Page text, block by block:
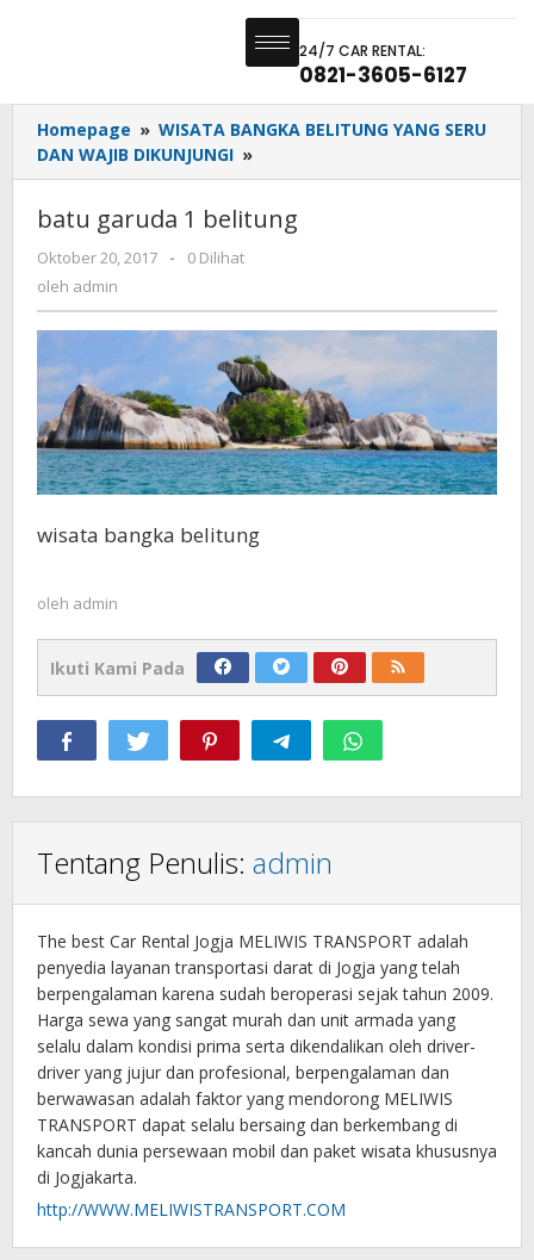
24/7 CAR RENTAL:
0821-3605-6127
Homepage » WISATA BANGKA BELITUNG YANG SERU
DAN WAJIB DIKUNJUNGI »
batu garuda 1 belitung
Oktober 20, 2017 -
0 Dilihat
oleh admin
wisata bangka belitung
oleh admin
Ikuti Kami Pada
Tentang Penulis: admin
The best Car Rental Jogja MELIWIS TRANSPORT adalah
penyedia layanan transportasi darat di Jogja yang telah
berpengalaman karena sudah beroperasi sejak tahun 2009.
Harga sewa yang sangat murah dan unit armada yang
selalu dalam kondisi prima serta dikendalikan oleh driver-
driver yang jujur dan profesional, berpengalaman dan
berwawasan adalah faktor yang mendorong MELIWIS
TRANSPORT dapat selalu bersaing dan berkembang di
kancah dunia persewaan mobil dan paket wisata khususnya
di Jogjakarta.
http://WWW.MELIWISTRANSPORT.COM